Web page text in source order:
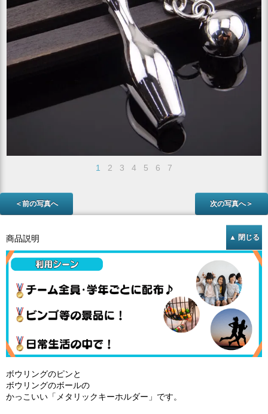
1 2 3 4 5 6 7
＜前の写真へ 次の写真へ＞
商品説明
ボウリングのピンと
ボウリングのボールの
かっこいい「メタリックキーホルダー」です。